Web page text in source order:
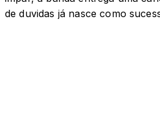
de duvidas já nasce como